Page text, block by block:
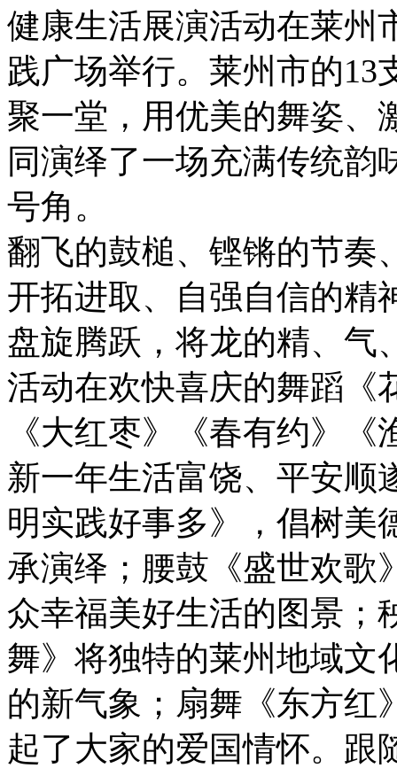
健康生活展演活动在莱州
践广场举行。莱州市的13
聚一堂，用优美的舞姿、
同演绎了一场充满传统韵
号角。
翻飞的鼓槌、铿锵的节奏
开拓进取、自强自信的精
盘旋腾跃，将龙的精、气
活动在欢快喜庆的舞蹈《
《大红枣》《春有约》
新一年生活富饶、平安顺
明实践好事多》，倡树美
承演绎；腰鼓《盛世欢歌
众幸福美好生活的图景；
舞》将独特的莱州地域文
的新气象；扇舞《东方红
起了大家的爱国情怀。跟